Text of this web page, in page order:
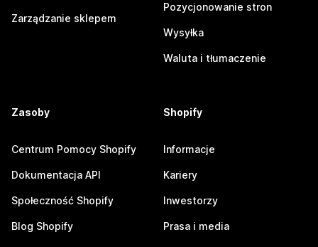
Zarządzanie sklepem
Pozycjonowanie stron
Wysyłka
Waluta i tłumaczenie
Zasoby
Centrum Pomocy Shopify
Dokumentacja API
Społeczność Shopify
Blog Shopify
Shopify
Informacje
Kariery
Inwestorzy
Prasa i media